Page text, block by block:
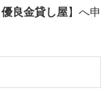
優良金貸し屋】へ申